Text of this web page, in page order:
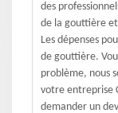
des
de la gouttière
Les dépenses
de gouttière.
problème, nous
votre entreprise
demander un